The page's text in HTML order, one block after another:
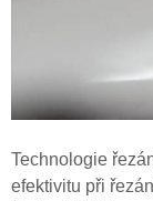
Technologie
efektivitu při